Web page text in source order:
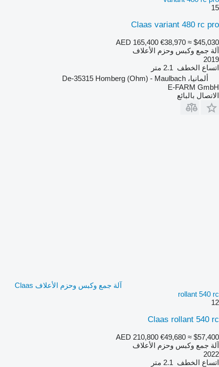
15
Claas variant 480 rc pro
AED 165,400 €38,970 ≈ $45,030
آلة جمع وكبس وحزم الأعلاف
2019
اتساع الخطف 2.1 متر
ألمانيا، De-35315 Homberg (Ohm) - Maulbach
E-FARM GmbH
الاتصال بالبائع
آلة جمع وكبس وحزم الأعلاف Claas
rollant 540 rc
12
Claas rollant 540 rc
AED 210,800 €49,680 ≈ $57,400
آلة جمع وكبس وحزم الأعلاف
2022
اتساع الخطف 2.1 متر